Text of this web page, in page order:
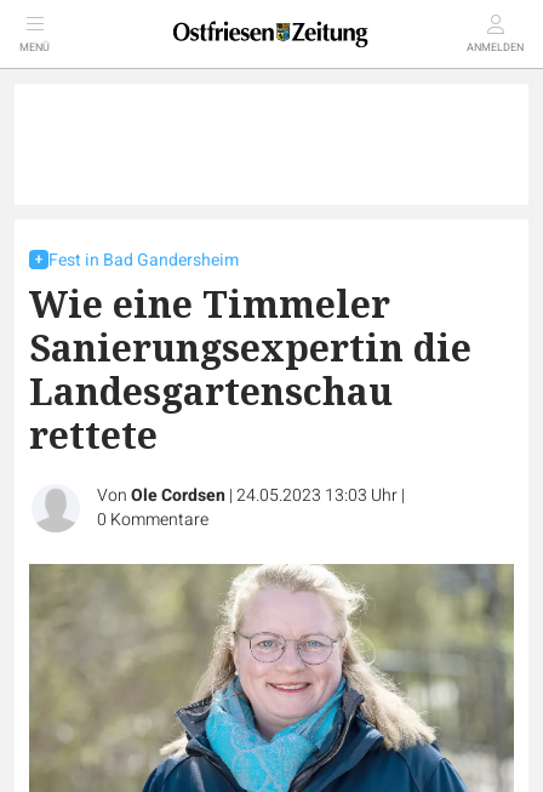
MENÜ ANMELDEN
Fest in Bad Gandersheim
Wie eine Timmeler
Sanierungsexpertin die
Landesgartenschau
rettete
VonOle Cordsen|24.05.2023 13:03 Uhr|
0 Kommentare